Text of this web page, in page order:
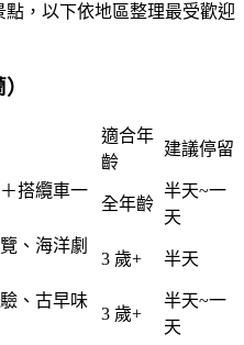
，以下依地區整理最受歡迎
適合年
齡
建議停留
搭纜車一
全年齡
半天~一
天
、海洋劇
3 歲+ 半天
、古早味
3 歲+
半天~一
天